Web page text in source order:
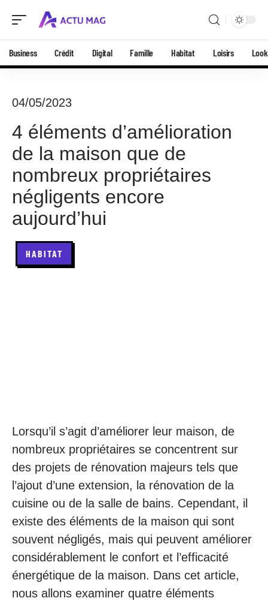
Business Crédit Digital Famille Habitat Loisirs Look
04/05/2023
4 éléments d’amélioration
de la maison que de
nombreux propriétaires
négligents encore
aujourd’hui
HABITAT
Lorsqu’il s’agit d’améliorer leur maison, de
nombreux propriétaires se concentrent sur
des projets de rénovation majeurs tels que
l’ajout d’une extension, la rénovation de la
cuisine ou de la salle de bains. Cependant, il
existe des éléments de la maison qui sont
souvent négligés, mais qui peuvent améliorer
considérablement le confort et l’efficacité
énergétique de la maison. Dans cet article,
nous allons examiner quatre éléments